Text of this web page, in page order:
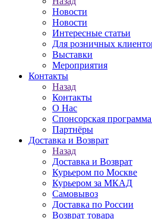
Новости
Новости
Интересные статьи
Для розничных
Выставки
Мероприятия
Контакты
Назад
Контакты
О Нас
Спонсорская
Партнёры
Доставка и Возврат
Назад
Доставка и Возврат
Курьером по Москве
Курьером за МКАД
Самовывоз
Доставка по России
Возврат товара